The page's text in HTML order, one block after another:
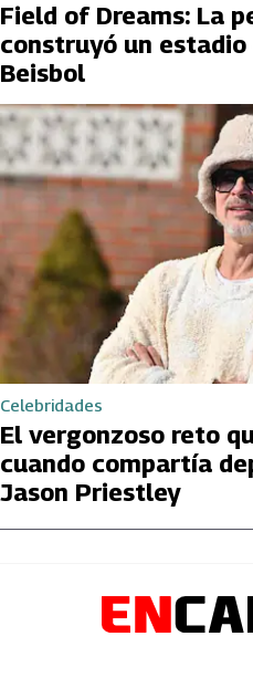
Field of Dreams: La
construyó un estadio
Beisbol
Celebridades
El vergonzoso reto
cuando compartía
Jason Priestley